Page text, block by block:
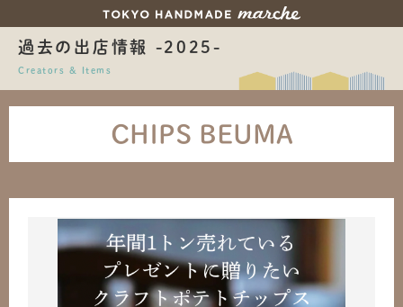
過去の出店情報 -2025-
Creators & Items
CHIPS BEUMA